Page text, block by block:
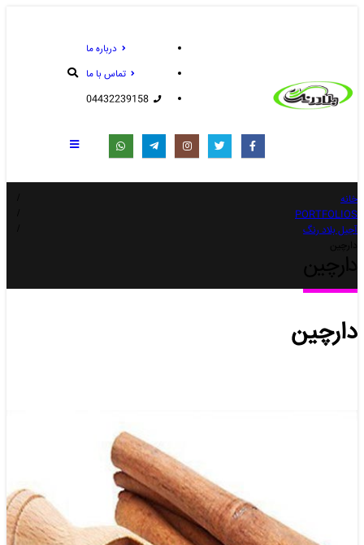
درباره ما
تماس با ما
04432239158
خانه
PORTFOLIOS
آجیل بلاد رنگ
دارچین